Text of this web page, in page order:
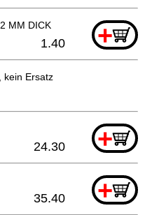
MM DICK +
1.40
kein Ersatz
+
24.30
+
35.40